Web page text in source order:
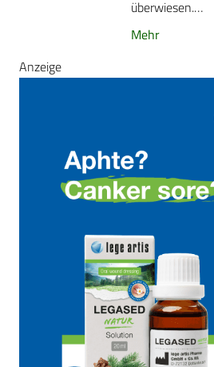
überwiesen.…
Mehr
Anzeige